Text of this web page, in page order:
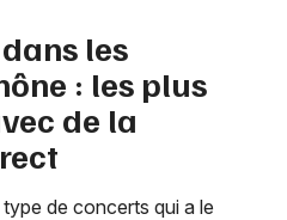
les
: les plus
de la
de concerts qui a le